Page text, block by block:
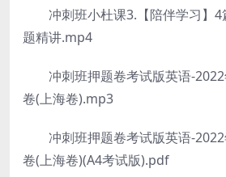
冲刺班小杜课3.【陪伴学习】4
题精讲.mp4
冲刺班押题卷考试版英语-2022
卷(上海卷).mp3
冲刺班押题卷考试版英语-2022
卷(上海卷)(A4考试版).pdf